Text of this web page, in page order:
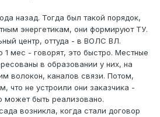
назад. Тогда был такой порядок,
энергетикам, они формируют ТУ.
центр, оттуда - в ВОЛС ВЛ.
1 мес - говорят, это быстро. Местные
в образовании у них, на
волокон, каналов связи. Потом,
что не устроили они заказчика -
может быть реализовано.
возникла, когда стали договор